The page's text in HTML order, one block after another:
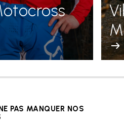
PAS MANQUER NOS